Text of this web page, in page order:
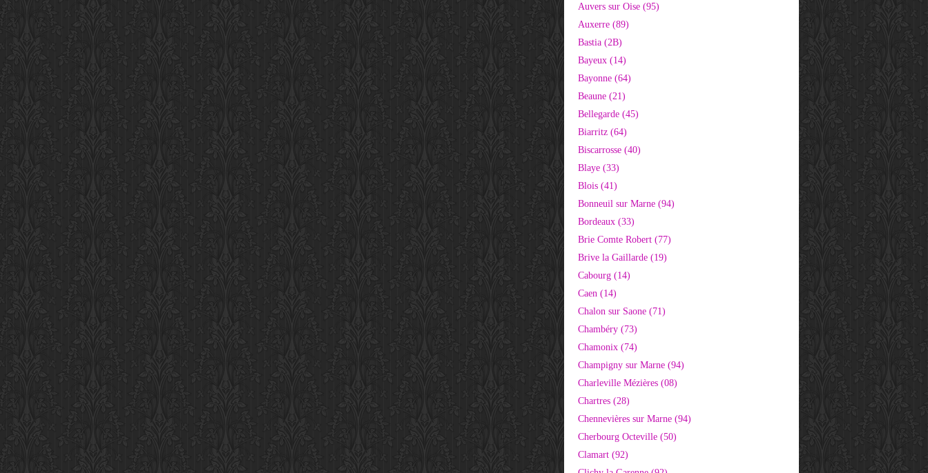
Auvers sur Oise (95)
Auxerre (89)
Bastia (2B)
Bayeux (14)
Bayonne (64)
Beaune (21)
Bellegarde (45)
Biarritz (64)
Biscarrosse (40)
Blaye (33)
Blois (41)
Bonneuil sur Marne (94)
Bordeaux (33)
Brie Comte Robert (77)
Brive la Gaillarde (19)
Cabourg (14)
Caen (14)
Chalon sur Saone (71)
Chambéry (73)
Chamonix (74)
Champigny sur Marne (94)
Charleville Mézières (08)
Chartres (28)
Chennevières sur Marne (94)
Cherbourg Octeville (50)
Clamart (92)